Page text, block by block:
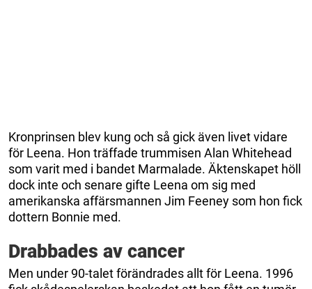
Kronprinsen blev kung och så gick även livet vidare
för Leena. Hon träffade trummisen Alan Whitehead
som varit med i bandet Marmalade. Äktenskapet höll
dock inte och senare gifte Leena om sig med
amerikanska affärsmannen Jim Feeney som hon fick
dottern Bonnie med.
Drabbades av cancer
Men under 90-talet förändrades allt för Leena. 1996